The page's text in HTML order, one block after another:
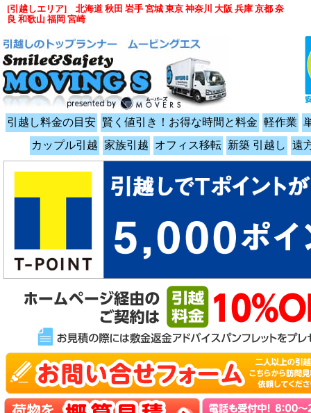
引越し料金の目安 賢く値引き！お得な時間と料金 軽作業
カップル引越 家族引越 オフィス移転 新築 引越し 遠
[引越しエリア] 北海道 秋田 岩手 宮城 東京 神奈川 大阪 兵庫 京都 奈
良 和歌山 福岡 宮崎